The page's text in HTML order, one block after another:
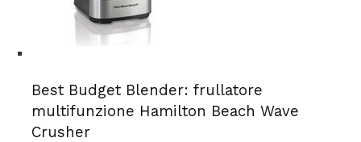
Best Budget Blender: frullatore
multifunzione Hamilton Beach Wave
Crusher